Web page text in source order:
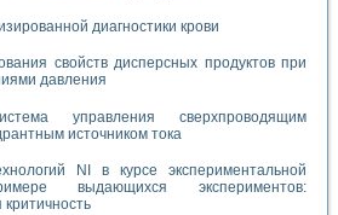
диагностики крови
свойств дисперсных продуктов при
давления
управления сверхпроводящим
источником тока
NI в курсе экспериментальной
выдающихся экспериментов: